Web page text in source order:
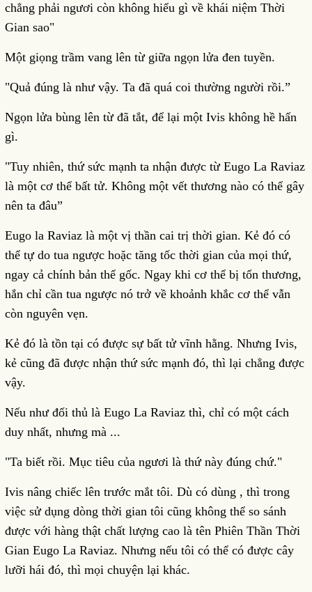
chẳng phải ngươi còn không hiểu gì về khái niệm Thời
Gian sao"
Một giọng trầm vang lên từ giữa ngọn lửa đen tuyền.
"Quả đúng là như vậy. Ta đã quá coi thường người rồi.”
Ngọn lửa bùng lên từ đã tắt, để lại một Ivis không hề hấn
gì.
"Tuy nhiên, thứ sức mạnh ta nhận được từ Eugo La Raviaz
là một cơ thể bất tử. Không một vết thương nào có thể gây
nên ta đâu”
Eugo la Raviaz là một vị thần cai trị thời gian. Kẻ đó có
thể tự do tua ngược hoặc tăng tốc thời gian của mọi thứ,
ngay cả chính bản thể gốc. Ngay khi cơ thể bị tổn thương,
hắn chỉ cần tua ngược nó trở về khoảnh khắc cơ thể vẫn
còn nguyên vẹn.
Kẻ đó là tồn tại có được sự bất tử vĩnh hằng. Nhưng Ivis,
kẻ cũng đã được nhận thứ sức mạnh đó, thì lại chẳng được
vậy.
Nếu như đối thủ là Eugo La Raviaz thì, chỉ có một cách
duy nhất, nhưng mà ...
"Ta biết rồi. Mục tiêu của ngươi là thứ này đúng chứ."
Ivis nâng chiếc lên trước mắt tôi. Dù có dùng , thì trong
việc sử dụng dòng thời gian tôi cũng không thể so sánh
được với hàng thật chất lượng cao là tên Phiên Thần Thời
Gian Eugo La Raviaz. Nhưng nếu tôi có thể có được cây
lưỡi hái đó, thì mọi chuyện lại khác.